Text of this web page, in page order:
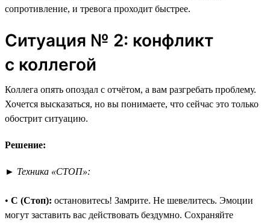
сопротивление, и тревога проходит быстрее.
Ситуация № 2: конфликт
с коллегой
Коллега опять опоздал с отчётом, а вам разгребать проблему.
Хочется высказаться, но вы понимаете, что сейчас это только
обострит ситуацию.
Решение:
► Техника «СТОП»:
• С (Стоп): остановитесь! Замрите. Не шевелитесь. Эмоции
могут заставить вас действовать бездумно. Сохраняйте